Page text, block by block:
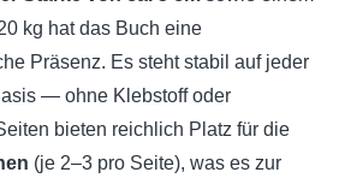
kg hat das Buch eine
Präsenz. Es steht stabil auf jeder
— ohne Klebstoff oder
bieten reichlich Platz für die
(je 2–3 pro Seite), was es zur